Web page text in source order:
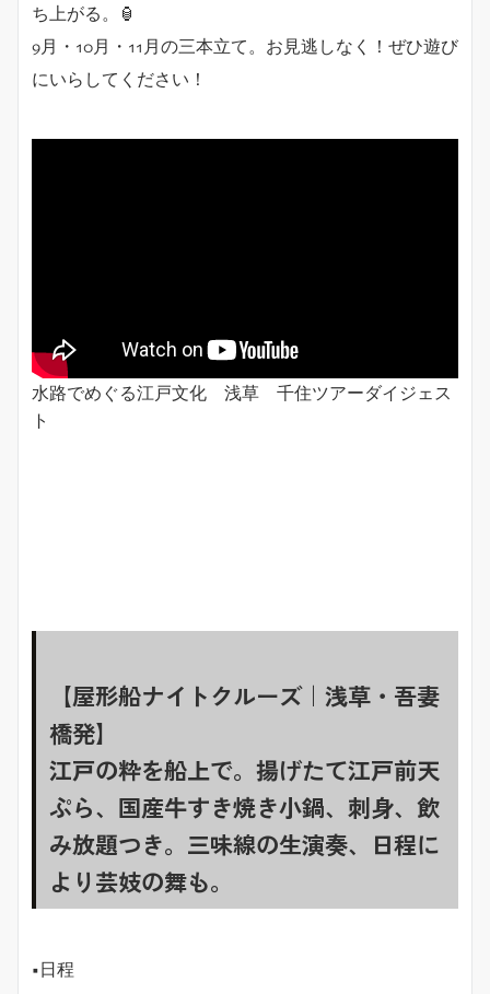
ち上がる。🏮
9月・10月・11月の三本立て。お見逃しなく！ぜひ遊び
にいらしてください！
水路でめぐる江戸文化 浅草 千住ツアーダイジェス
ト
【屋形船ナイトクルーズ｜浅草・吾妻
橋発】
江戸の粋を船上で。揚げたて江戸前天
ぷら、国産牛すき焼き小鍋、刺身、飲
み放題つき。三味線の生演奏、日程に
より芸妓の舞も。
■日程